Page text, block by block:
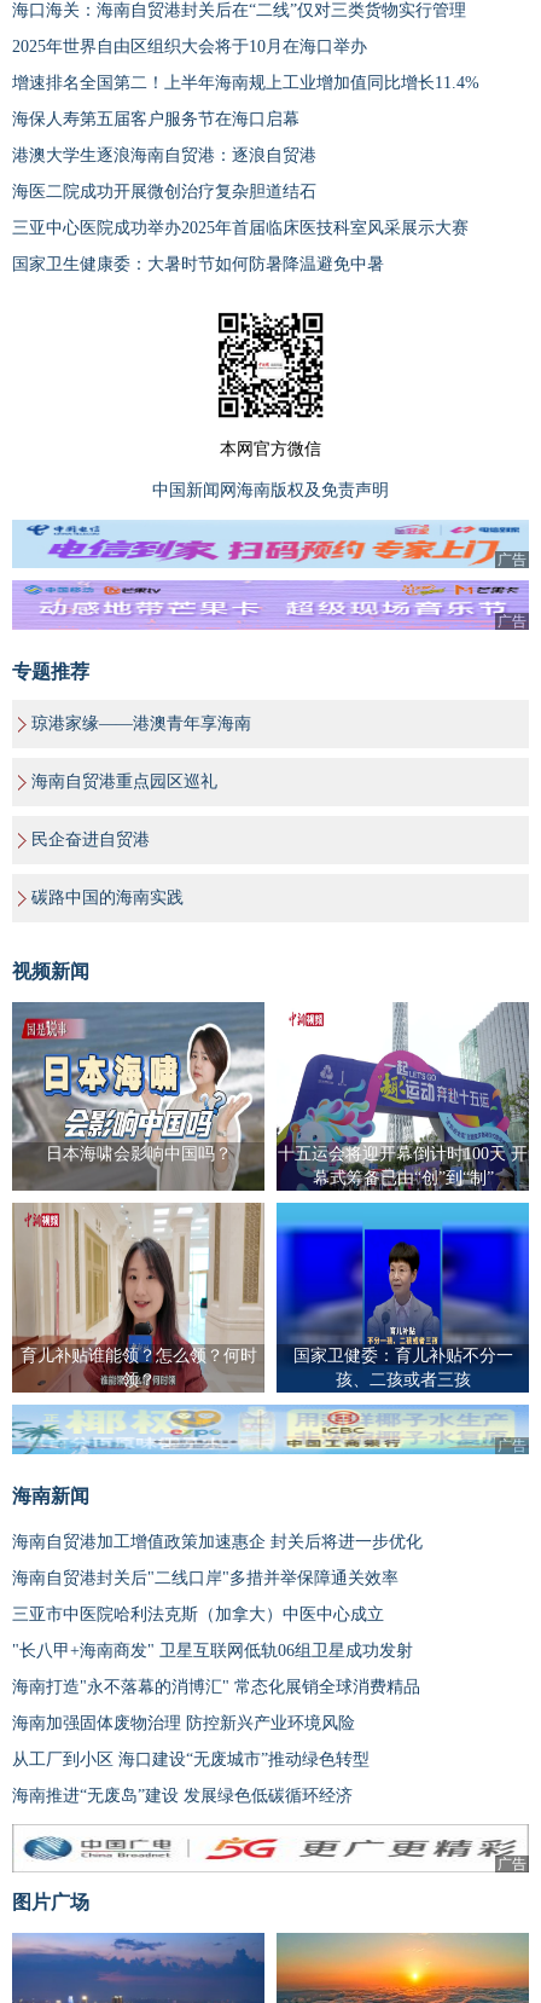
海口海关：海南自贸港封关后在“二线”仅对三类货物实行管理
2025年世界自由区组织大会将于10月在海口举办
增速排名全国第二！上半年海南规上工业增加值同比增长11.4%
海保人寿第五届客户服务节在海口启幕
港澳大学生逐浪海南自贸港：逐浪自贸港
海医二院成功开展微创治疗复杂胆道结石
三亚中心医院成功举办2025年首届临床医技科室风采展示大赛
国家卫生健康委：大暑时节如何防暑降温避免中暑
本网官方微信
中国新闻网海南版权及免责声明
广告
广告
专题推荐
琼港家缘——港澳青年享海南
海南自贸港重点园区巡礼
民企奋进自贸港
碳路中国的海南实践
视频新闻
日本海啸会影响中国吗？
十五运会将迎开幕倒计时100天 开
幕式筹备已由“创”到“制”
育儿补贴谁能领？怎么领？何时
领？
国家卫健委：育儿补贴不分一
孩、二孩或者三孩
广告
海南新闻
海南自贸港加工增值政策加速惠企 封关后将进一步优化
海南自贸港封关后"二线口岸"多措并举保障通关效率
三亚市中医院哈利法克斯（加拿大）中医中心成立
"长八甲+海南商发" 卫星互联网低轨06组卫星成功发射
海南打造"永不落幕的消博汇" 常态化展销全球消费精品
海南加强固体废物治理 防控新兴产业环境风险
从工厂到小区 海口建设“无废城市”推动绿色转型
海南推进“无废岛”建设 发展绿色低碳循环经济
广告
图片广场